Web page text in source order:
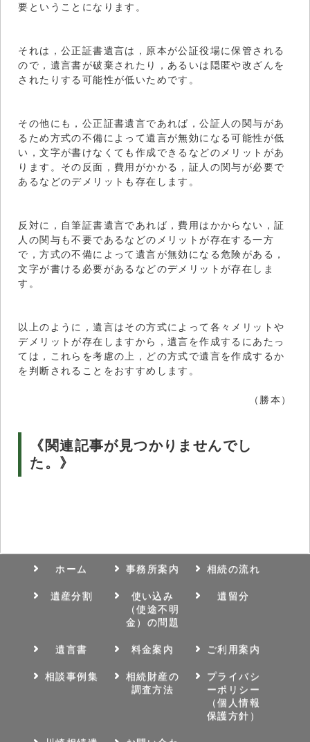
要ということになります。
それは，公正証書遺言は，原本が公証役場に保管される
ので，遺言書が破棄されたり，あるいは隠匿や改ざんを
されたりする可能性が低いためです。
その他にも，公正証書遺言であれば，公証人の関与があ
るため方式の不備によって遺言が無効になる可能性が低
い，文字が書けなくても作成できるなどのメリットがあ
ります。その反面，費用がかかる，証人の関与が必要で
あるなどのデメリットも存在します。
反対に，自筆証書遺言であれば，費用はかからない，証
人の関与も不要であるなどのメリットが存在する一方
で，方式の不備によって遺言が無効になる危険がある，
文字が書ける必要があるなどのデメリットが存在しま
す。
以上のように，遺言はその方式によって各々メリットや
デメリットが存在しますから，遺言を作成するにあたっ
ては，これらを考慮の上，どの方式で遺言を作成するか
を判断されることをおすすめします。
（勝本）
《関連記事が見つかりませんでし
た。》
ホーム 事務所案内 相続の流れ
遺産分割
使い込み
（使途不明
金）の問題
遺留分
遺言書 料金案内 ご利用案内
相談事例集
相続財産の
調査方法
プライバシ
ーポリシー
（個人情報
保護方針）